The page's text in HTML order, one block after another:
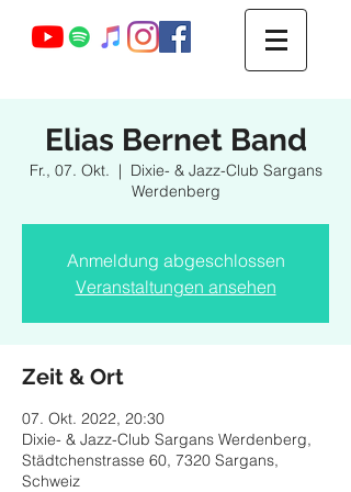
Webmaster Login
Elias Bernet Band
Fr., 07. Okt.
  |
Dixie- & Jazz-Club Sargans
Werdenberg
Anmeldung abgeschlossen
Veranstaltungen ansehen
Zeit & Ort
07. Okt. 2022, 20:30
Dixie- & Jazz-Club Sargans Werdenberg,
Städtchenstrasse 60, 7320 Sargans,
Schweiz